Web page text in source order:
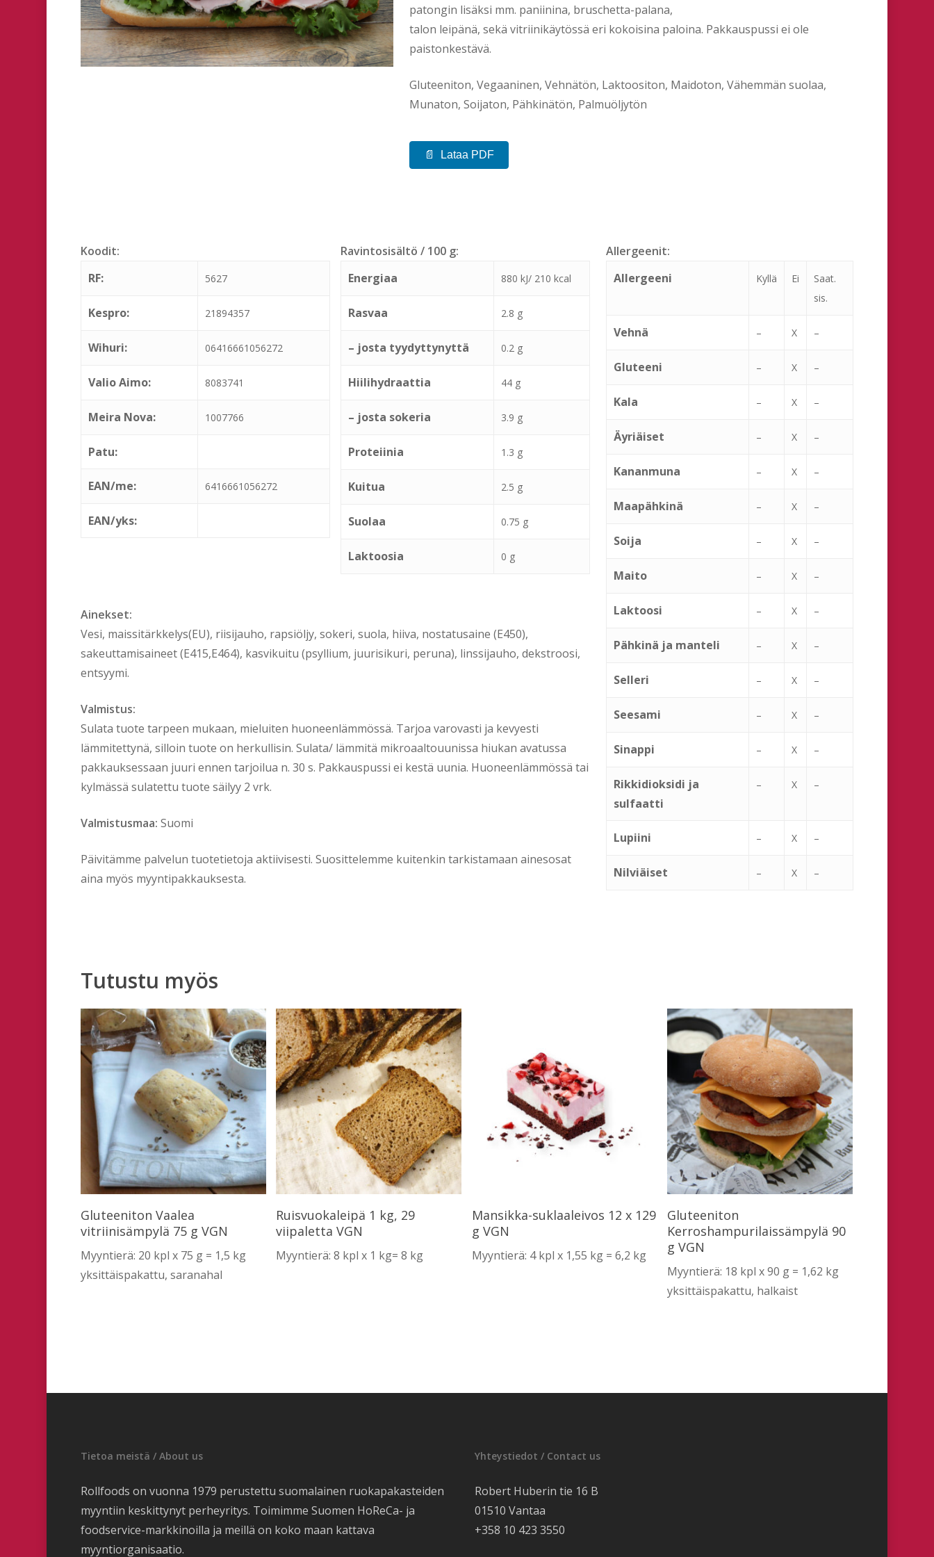
patongin lisäksi mm. paniinina, bruschetta-palana,
talon leipänä, sekä vitriinikäytössä eri kokoisina paloina. Pakkauspussi ei ole
paistonkestävä.
Gluteeniton, Vegaaninen, Vehnätön, Laktoositon, Maidoton, Vähemmän suolaa,
Munaton, Soijaton, Pähkinätön, Palmuöljytön
Lataa PDF
Koodit:
RF:
5627
Kespro: 21894357
Wihuri: 06416661056272
Valio Aimo: 8083741
Meira Nova: 1007766
Patu:
EAN/me: 6416661056272
EAN/yks:
Ravintosisältö / 100 g:
Energiaa
880 kJ/ 210 kcal
Rasvaa 2.8 g
– josta tyydyttynyttä 0.2 g
Hiilihydraattia 44 g
– josta sokeria 3.9 g
Proteiinia 1.3 g
Kuitua 2.5 g
Suolaa 0.75 g
Laktoosia 0 g
Ainekset:
Vesi, maissitärkkelys(EU), riisijauho, rapsiöljy, sokeri, suola, hiiva, nostatusaine (E450),
sakeuttamisaineet (E415,E464), kasvikuitu (psyllium, juurisikuri, peruna), linssijauho, dekstroosi,
entsyymi.
Valmistus:
Sulata tuote tarpeen mukaan, mieluiten huoneenlämmössä. Tarjoa varovasti ja kevyesti
lämmitettynä, silloin tuote on herkullisin. Sulata/ lämmitä mikroaaltouunissa hiukan avatussa
pakkauksessaan juuri ennen tarjoilua n. 30 s. Pakkauspussi ei kestä uunia. Huoneenlämmössä tai
kylmässä sulatettu tuote säilyy 2 vrk.
Valmistusmaa: Suomi
Päivitämme palvelun tuotetietoja aktiivisesti. Suosittelemme kuitenkin tarkistamaan ainesosat
aina myös myyntipakkauksesta.
Allergeenit:
Allergeeni
Kyllä Ei
Saat.
sis.
Vehnä – X –
Gluteeni – X –
Kala – X –
Äyriäiset – X –
Kananmuna – X –
Maapähkinä – X –
Soija – X –
Maito – X –
Laktoosi – X –
Pähkinä ja manteli – X –
Selleri – X –
Seesami – X –
Sinappi – X –
Rikkidioksidi ja
sulfaatti
– X –
Lupiini – X –
Nilviäiset – X –
Tutustu myös
Lue Lisää
Gluteeniton Vaalea
vitriinisämpylä 75 g VGN
Myyntierä: 20 kpl x 75 g = 1,5 kg
yksittäispakattu, saranahal
Lue Lisää
Ruisvuokaleipä 1 kg, 29
viipaletta VGN
Myyntierä: 8 kpl x 1 kg= 8 kg
Lue Lisää
Mansikka-suklaaleivos 12 x 129
g VGN
Myyntierä: 4 kpl x 1,55 kg = 6,2 kg
Gluteeniton
Kerroshampurilaissämpylä 90
g VGN
Myyntierä: 18 kpl x 90 g = 1,62 kg
yksittäispakattu, halkaist
Tietoa meistä / About us
Rollfoods on vuonna 1979 perustettu suomalainen ruokapakasteiden
myyntiin keskittynyt perheyritys. Toimimme Suomen HoReCa- ja
foodservice-markkinoilla ja meillä on koko maan kattava
myyntiorganisaatio.
Yhteystiedot / Contact us
Robert Huberin tie 16 B
01510 Vantaa
+358 10 423 3550